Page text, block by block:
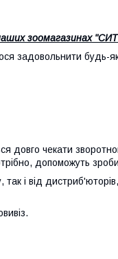
зоомагазинах
задовольнити будь-
довго чекати
допоможуть
і від